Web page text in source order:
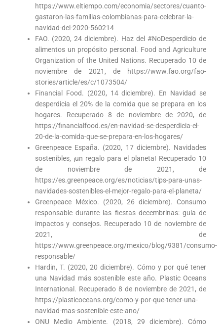
https://www.eltiempo.com/economia/sectores/cuanto-
gastaron-las-familias-colombianas-para-celebrar-la-
navidad-del-2020-560214
FAO. (2020, 24 diciembre). Haz del #NoDesperdicio de
alimentos un propósito personal. Food and Agriculture
Organization of the United Nations. Recuperado 10 de
noviembre de 2021, de https://www.fao.org/fao-
stories/article/es/c/1073504/
Financial Food. (2020, 14 diciembre). En Navidad se
desperdicia el 20% de la comida que se prepara en los
hogares. Recuperado 8 de noviembre de 2020, de
https://financialfood.es/en-navidad-se-desperdicia-el-
20-de-la-comida-que-se-prepara-en-los-hogares/
Greenpeace España. (2020, 17 diciembre). Navidades
sostenibles, ¡un regalo para el planeta! Recuperado 10
de noviembre de 2021, de
https://es.greenpeace.org/es/noticias/tips-para-unas-
navidades-sostenibles-el-mejor-regalo-para-el-planeta/
Greenpeace México. (2020, 26 diciembre). Consumo
responsable durante las fiestas decembrinas: guía de
impactos y consejos. Recuperado 10 de noviembre de
2021, de
https://www.greenpeace.org/mexico/blog/9381/consumo-
responsable/
Hardin, T. (2020, 20 diciembre). Cómo y por qué tener
una Navidad más sostenible este año. Plastic Oceans
International. Recuperado 8 de noviembre de 2021, de
https://plasticoceans.org/como-y-por-que-tener-una-
navidad-mas-sostenible-este-ano/
ONU Medio Ambiente. (2018, 29 diciembre). Cómo